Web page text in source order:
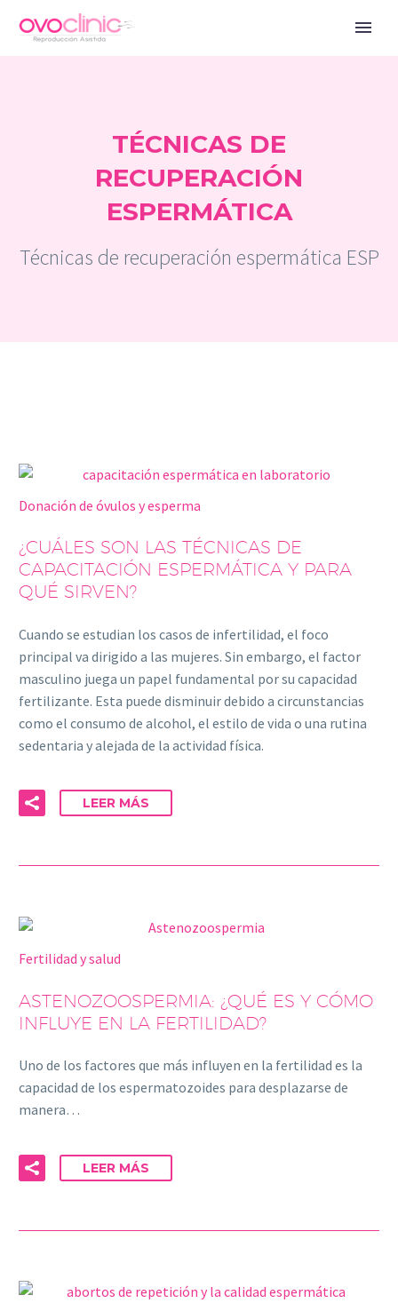
TÉCNICAS DE
RECUPERACIÓN
ESPERMÁTICA
Técnicas de recuperación espermática ESP
Donación de óvulos y esperma
¿CUÁLES SON LAS TÉCNICAS DE
CAPACITACIÓN ESPERMÁTICA Y PARA
QUÉ SIRVEN?
Cuando se estudian los casos de infertilidad, el foco
principal va dirigido a las mujeres. Sin embargo, el factor
masculino juega un papel fundamental por su capacidad
fertilizante. Esta puede disminuir debido a circunstancias
como el consumo de alcohol, el estilo de vida o una rutina
sedentaria y alejada de la actividad física.
LEER MÁS
Fertilidad y salud
ASTENOZOOSPERMIA: ¿QUÉ ES Y CÓMO
INFLUYE EN LA FERTILIDAD?
Uno de los factores que más influyen en la fertilidad es la
capacidad de los espermatozoides para desplazarse de
manera…
LEER MÁS